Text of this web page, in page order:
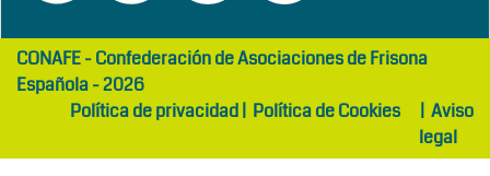
girls
abaya
maltepe
otelCONAFE - Confederación de Asociaciones de Frisona
Española - 2026
Política de privacidad| Política de Cookies | Aviso
legal